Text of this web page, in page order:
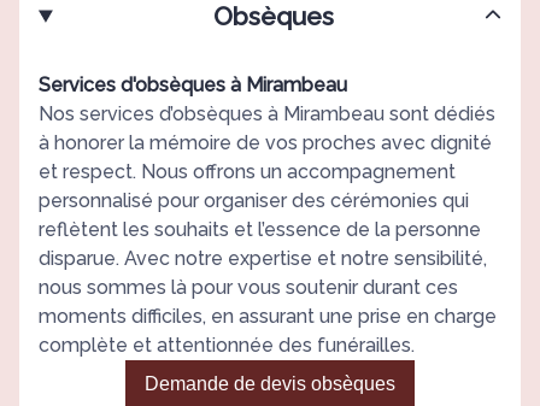
Obsèques
Services d'obsèques à Mirambeau
Nos services d’obsèques à Mirambeau sont dédiés
à honorer la mémoire de vos proches avec dignité
et respect. Nous offrons un accompagnement
personnalisé pour organiser des cérémonies qui
reflètent les souhaits et l’essence de la personne
disparue. Avec notre expertise et notre sensibilité,
nous sommes là pour vous soutenir durant ces
moments difficiles, en assurant une prise en charge
complète et attentionnée des funérailles.
Demande de devis obsèques